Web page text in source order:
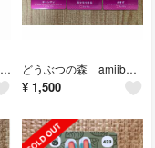
グリーンブラザーズ 1DAY クレンズセット どうぶつの森 amiiboカード キャンディ ちゃちゃまる みすず
¥ 1,500